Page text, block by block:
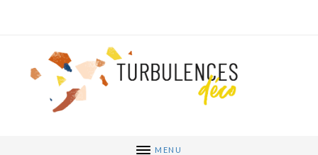
MENU